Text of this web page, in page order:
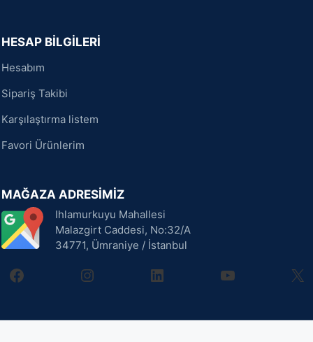
HESAP BİLGİLERİ
Hesabım
Sipariş Takibi
Karşılaştırma listem
Favori Ürünlerim
MAĞAZA ADRESİMİZ
Ihlamurkuyu Mahallesi
Malazgirt Caddesi, No:32/A
34771, Ümraniye / İstanbul
facebookinstagramlinkedin youtube X